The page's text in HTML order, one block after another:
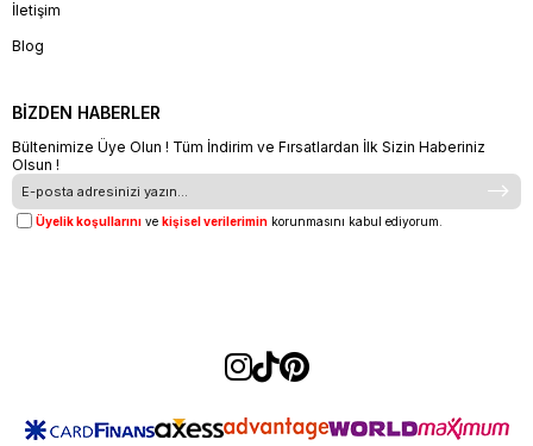
İletişim
Blog
BİZDEN HABERLER
Bültenimize Üye Olun ! Tüm İndirim ve Fırsatlardan İlk Sizin Haberiniz
Olsun !
Üyelik koşullarını ve kişisel verilerimin korunmasını kabul ediyorum.